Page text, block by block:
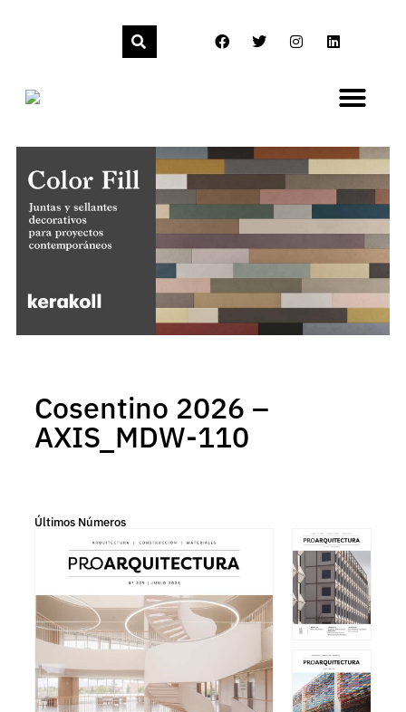
Cosentino 2026 –
AXIS_MDW-110
Últimos Números